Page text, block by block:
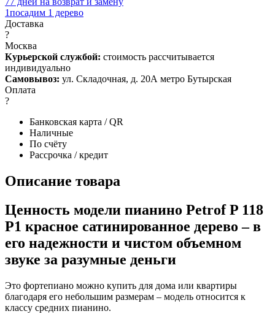
1посадим 1 дерево
Доставка
?
Москва
Курьерской службой: стоимость рассчитывается
индивидуально
Самовывоз: ул. Складочная, д. 20А метро Бутырская
Оплата
?
Банковская карта / QR
Наличные
По счёту
Рассрочка / кредит
Описание товара
Ценность модели пианино Petrof P 118
P1 красное сатинированное дерево – в
его надежности и чистом объемном
звуке за разумные деньги
Это фортепиано можно купить для дома или квартиры
благодаря его небольшим размерам – модель относится к
классу средних пианино.